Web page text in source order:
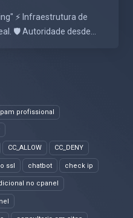
profissional
CC_ALLOW CC_DENY
ssl chatbot check ip
no cpanel
⚡ Infraestrutura de
🛡️ Autoridade desde...